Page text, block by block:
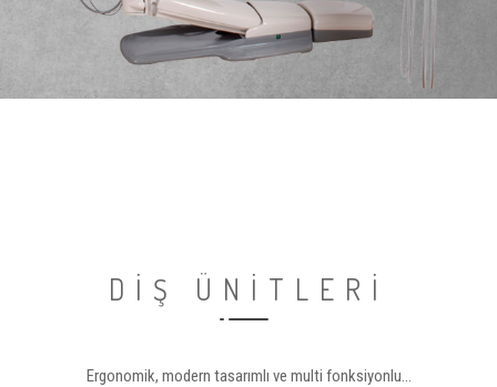
DİŞ ÜNİTLERİ
Ergonomik, modern tasarımlı ve multi fonksiyonlu...